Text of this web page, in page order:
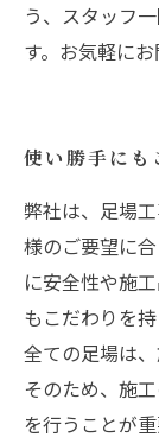
う、スタッフ
す。お気軽に
使い勝手にも
弊社は、足場
様のご要望に
に安全性や施
もこだわりを
全ての足場は
そのため、施
を行うことが